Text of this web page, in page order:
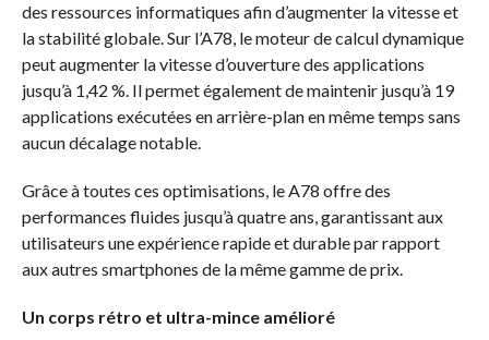
des ressources informatiques afin d’augmenter la vitesse et
la stabilité globale. Sur l’A78, le moteur de calcul dynamique
peut augmenter la vitesse d’ouverture des applications
jusqu’à 1,42 %. Il permet également de maintenir jusqu’à 19
applications exécutées en arrière-plan en même temps sans
aucun décalage notable.
Grâce à toutes ces optimisations, le A78 offre des
performances fluides jusqu’à quatre ans, garantissant aux
utilisateurs une expérience rapide et durable par rapport
aux autres smartphones de la même gamme de prix.
Un corps rétro et ultra-mince amélioré